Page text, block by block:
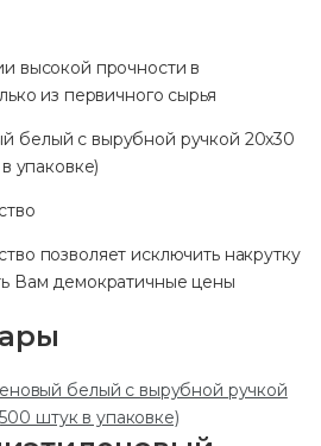
высокой прочности в
из первичного сырья
позволяет исключить накрутку
Вам демократичные цены